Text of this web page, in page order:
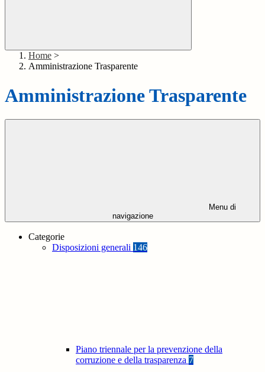
Home >
Amministrazione Trasparente
Amministrazione Trasparente
Menu di
navigazione
Categorie
Disposizioni generali 146
Piano triennale per la prevenzione della
corruzione e della trasparenza 7